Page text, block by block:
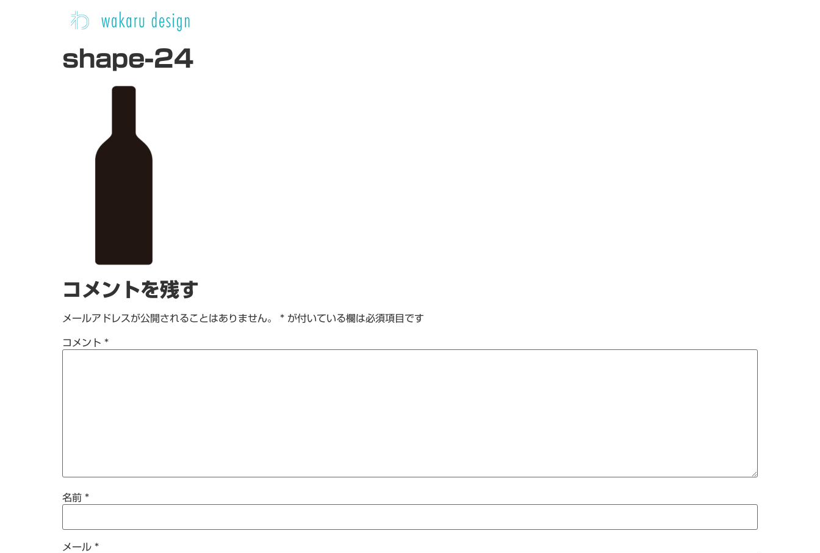
shape-24
コメントを残す
メールアドレスが公開されることはありません。 * が付いている欄は必須項目です
コメント *
名前 *
メール *